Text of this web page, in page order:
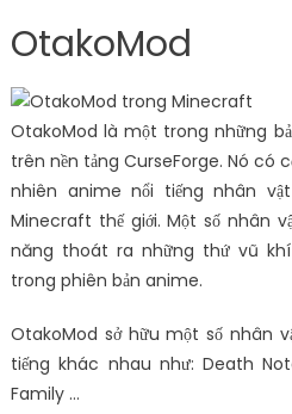
OtakoMod
OtakoMod là một trong những
trên nền tảng CurseForge. Nó có
nhiên anime nổi tiếng nhân
Minecraft thế giới. Một số nhân
năng thoát ra những thứ vũ
trong phiên bản anime.
OtakoMod sở hữu một số nhân
tiếng khác nhau như: Death
Family …